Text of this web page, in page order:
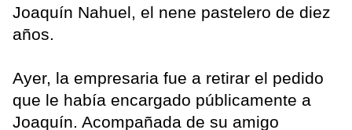
Joaquín Nahuel, el nene pastelero de diez
años.
Ayer, la empresaria fue a retirar el pedido
que le había encargado públicamente a
Joaquín. Acompañada de su amigo